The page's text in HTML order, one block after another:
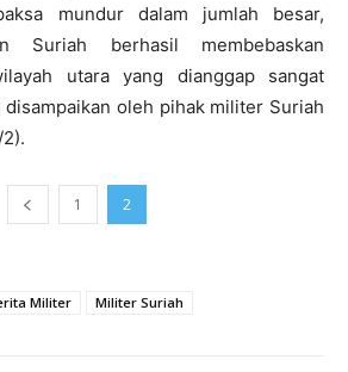
mundur dalam jumlah besar,
Suriah berhasil membebaskan
utara yang dianggap sangat
oleh pihak militer Suriah
1 2
Militer Militer Suriah